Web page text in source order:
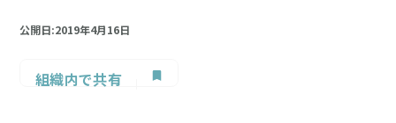
公開日:2019年4月16日
組織内で共有